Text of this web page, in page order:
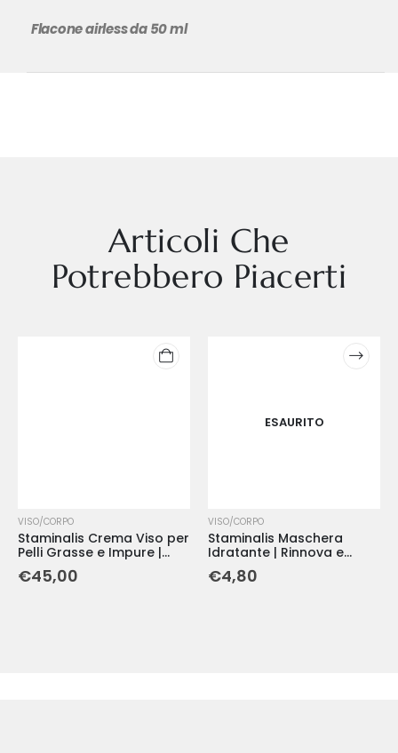
Flacone airless da 50 ml
Articoli Che
Potrebbero Piacerti
VISO/CORPO
Staminalis Crema Viso per
Pelli Grasse e Impure |
Anti-Lucido e Purificante -
50 ml
€45,00
ESAURITO
VISO/CORPO
Staminalis Maschera
Idratante | Rinnova e
Protegge la Pelle - 8 ml
€4,80